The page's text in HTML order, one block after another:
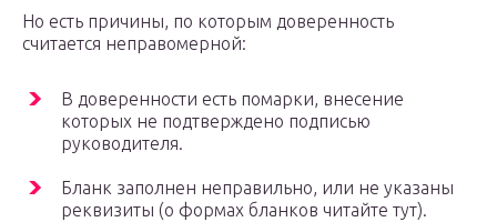
Но есть причины, по которым доверенность
считается неправомерной:
В доверенности есть помарки, внесение
которых не подтверждено подписью
руководителя.
Бланк заполнен неправильно, или не указаны
реквизиты (о формах бланков читайте тут).